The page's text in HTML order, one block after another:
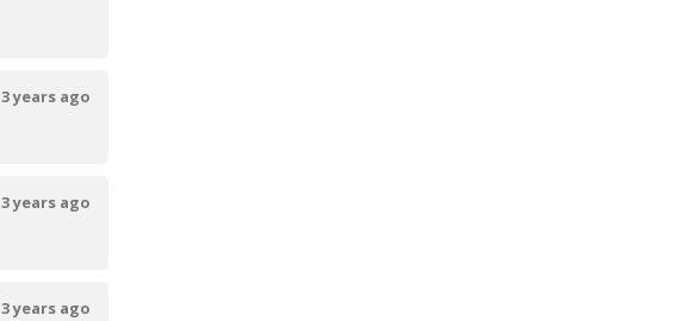
3 years ago
3 years ago
3 years ago